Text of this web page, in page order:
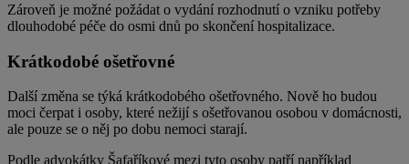
Zároveň je možné požádat o vydání rozhodnutí o vzniku potřeby
dlouhodobé péče do osmi dnů po skončení hospitalizace.
Krátkodobé ošetřovné
Další změna se týká krátkodobého ošetřovného. Nově ho budou
moci čerpat i osoby, které nežijí s ošetřovanou osobou v domácnosti,
ale pouze se o něj po dobu nemoci starají.
Podle advokátky Šafaříkové mezi tyto osoby patří například